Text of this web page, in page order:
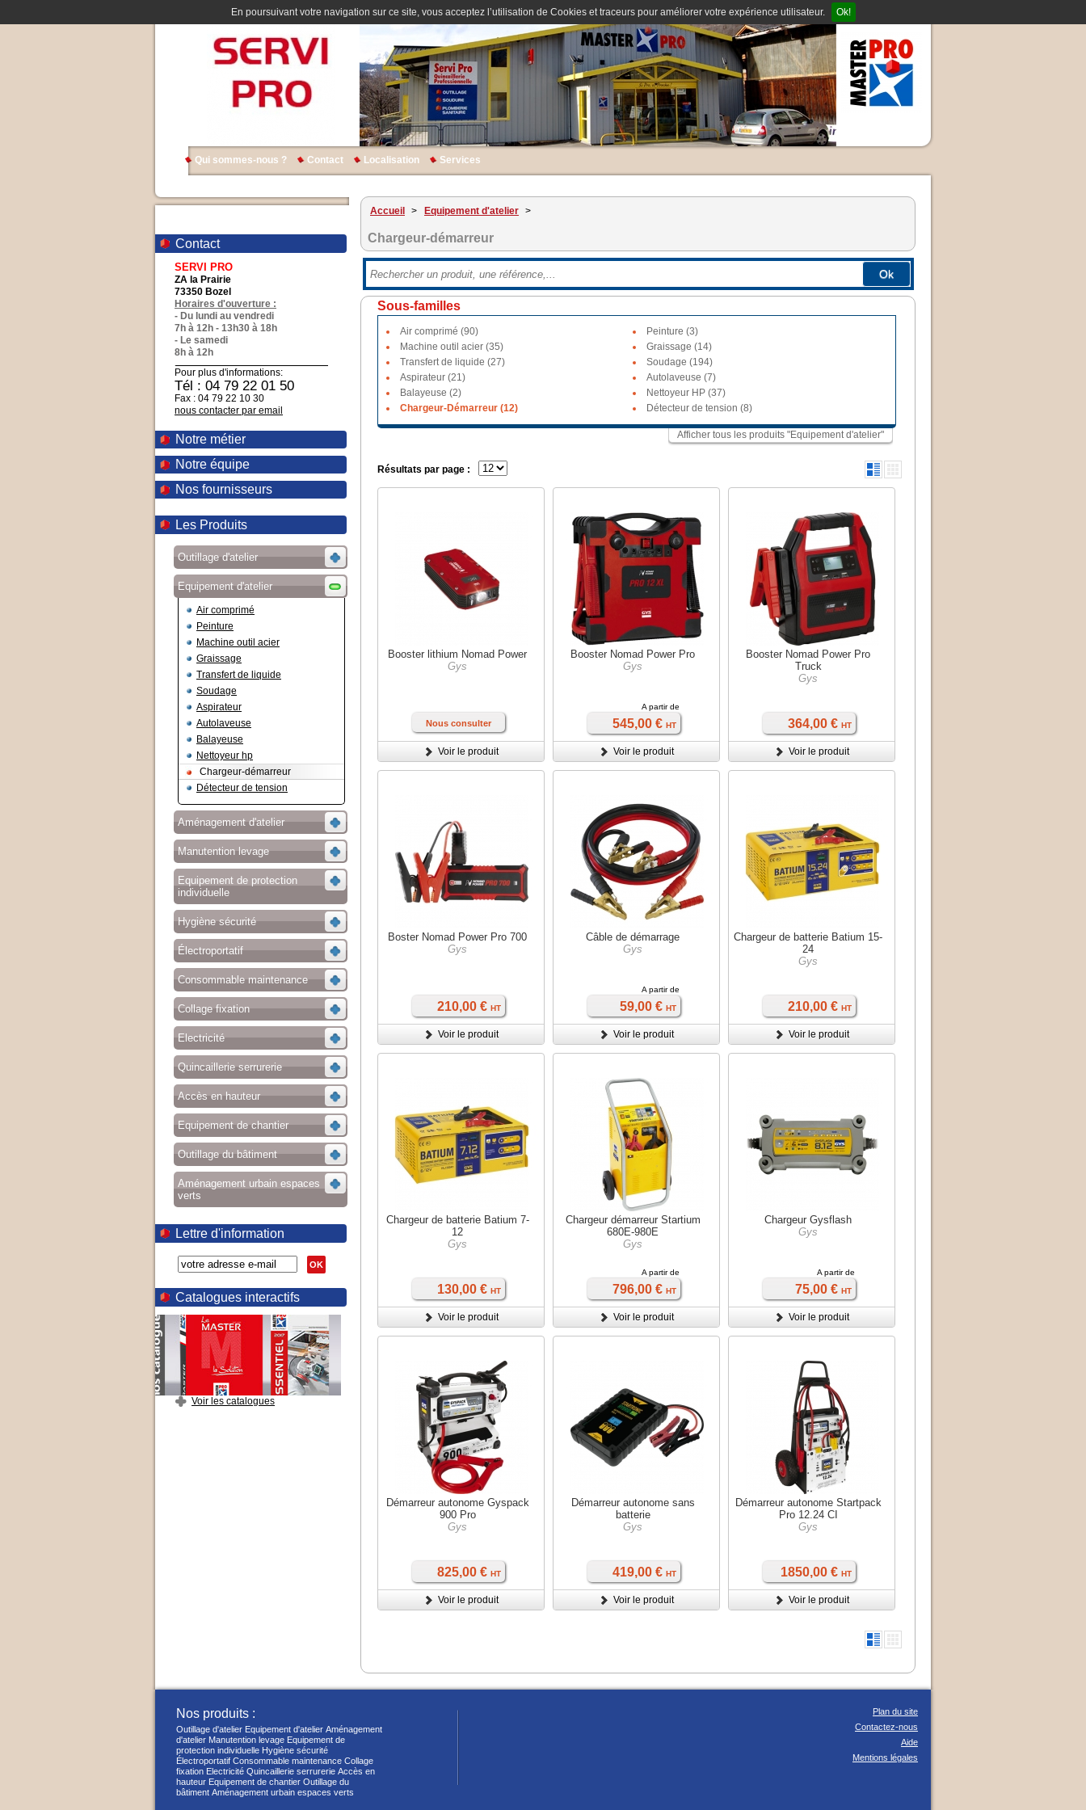
En poursuivant votre navigation sur ce site, vous acceptez l’utilisation de Cookies et traceurs pour améliorer votre expérience utilisateur. Ok!
Qui sommes-nous ? Contact Localisation Services
Contact
SERVI PRO
ZA la Prairie
73350 Bozel
Horaires d'ouverture :
- Du lundi au vendredi
7h à 12h - 13h30 à 18h
- Le samedi
8h à 12h
Pour plus d'informations:
Tél : 04 79 22 01 50
Fax : 04 79 22 10 30
nous contacter par email
Notre métier
Notre équipe
Nos fournisseurs
Les Produits
Outillage d'atelier
Equipement d'atelier
Air comprimé
Peinture
Machine outil acier
Graissage
Transfert de liquide
Soudage
Aspirateur
Autolaveuse
Balayeuse
Nettoyeur hp
Chargeur-démarreur
Détecteur de tension
Aménagement d'atelier
Manutention levage
Equipement de protection
individuelle
Hygiène sécurité
Électroportatif
Consommable maintenance
Collage fixation
Electricité
Quincaillerie serrurerie
Accès en hauteur
Equipement de chantier
Outillage du bâtiment
Aménagement urbain espaces
verts
Lettre d'information
OK
Catalogues interactifs
Voir les catalogues
Accueil > Equipement d'atelier >
Chargeur-démarreur
Ok
Sous-familles
Air comprimé (90)
Peinture (3)
Machine outil acier (35)
Graissage (14)
Transfert de liquide (27)
Soudage (194)
Aspirateur (21)
Autolaveuse (7)
Balayeuse (2)
Nettoyeur HP (37)
Chargeur-Démarreur (12)
Détecteur de tension (8)
Afficher tous les produits "Equipement d'atelier"
Résultats par page :
Booster lithium Nomad Power
Gys
Nous consulter
Voir le produit
Booster Nomad Power Pro
Gys
A partir de
545,00 € HT
Voir le produit
Booster Nomad Power Pro
Truck
Gys
364,00 € HT
Voir le produit
Boster Nomad Power Pro 700
Gys
210,00 € HT
Voir le produit
Câble de démarrage
Gys
A partir de
59,00 € HT
Voir le produit
Chargeur de batterie Batium 15-
24
Gys
210,00 € HT
Voir le produit
Chargeur de batterie Batium 7-
12
Gys
130,00 € HT
Voir le produit
Chargeur démarreur Startium
680E-980E
Gys
A partir de
796,00 € HT
Voir le produit
Chargeur Gysflash
Gys
A partir de
75,00 € HT
Voir le produit
Démarreur autonome Gyspack
900 Pro
Gys
825,00 € HT
Voir le produit
Démarreur autonome sans
batterie
Gys
419,00 € HT
Voir le produit
Démarreur autonome Startpack
Pro 12.24 CI
Gys
1850,00 € HT
Voir le produit
Plan du site
Contactez-nous
Aide
Mentions légales
Nos produits :
Outillage d'atelier Equipement d'atelier Aménagement
d'atelier Manutention levage Equipement de
protection individuelle Hygiène sécurité
Électroportatif Consommable maintenance Collage
fixation Electricité Quincaillerie serrurerie Accès en
hauteur Equipement de chantier Outillage du
bâtiment Aménagement urbain espaces verts